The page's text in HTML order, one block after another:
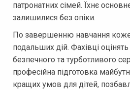
патронатних сімей. Їхнє
залишилися без опіки.
По завершенню навчання
подальших дій. Фахівці
безпечного та турботливого
професійна підготовка
кращих умов для дітей,